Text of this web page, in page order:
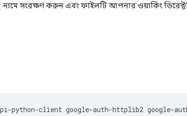
নামে সংরক্ষণ করুন এবং ফাইলটি আপনার ওয়ার্কিং
-python-client google-auth-httplib2 google-